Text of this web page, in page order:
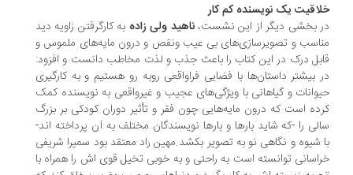
یک نویسنده کم کار
بخشی دیگر از این نشست،ناهید ولی زادهبه کارگرفتن زاویه دید
و تصویرسازی‌های بی عیب ونقص و درون مایه‌های ملموس و
درک در این کتاب را باعث جذب و لذت مخاطب دانست و افزود:
بیشتر داستان‌ها با فضایی فراواقعی روبه رو هستیم و به کارگیری
و گیاهانی با ویژگی‌های عجیب و غیرواقعی به نویسنده کمک
است که درون مایه‌هایی چون فقر و تأثیر دوران کودکی بر بزرگ
را -که شاید بارها و بارها نویسندگان مختلف به آن پرداخته اند-
شیوه و نگاهی نو به تصویر بکشد.مهین راد معتقد بود سمیرا شریفی
توانسته است به راحتی و به خوبی تخیل قوی اش را همراه با